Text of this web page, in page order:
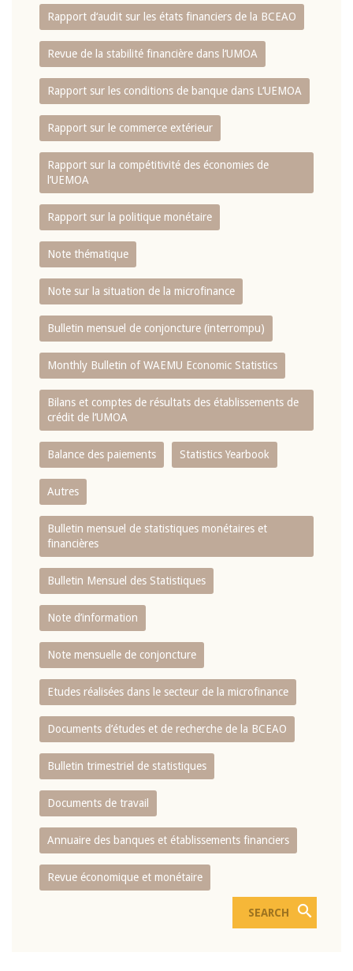
Rapport d‘audit sur les états financiers de la BCEAO
Revue de la stabilité financière dans l‘UMOA
Rapport sur les conditions de banque dans L‘UEMOA
Rapport sur le commerce extérieur
Rapport sur la compétitivité des économies de
l‘UEMOA
Rapport sur la politique monétaire
Note thématique
Note sur la situation de la microfinance
Bulletin mensuel de conjoncture (interrompu)
Monthly Bulletin of WAEMU Economic Statistics
Bilans et comptes de résultats des établissements de
crédit de l‘UMOA
Balance des paiements Statistics Yearbook
Autres
Bulletin mensuel de statistiques monétaires et
financières
Bulletin Mensuel des Statistiques
Note d’information
Note mensuelle de conjoncture
Etudes réalisées dans le secteur de la microfinance
Documents d’études et de recherche de la BCEAO
Bulletin trimestriel de statistiques
Documents de travail
Annuaire des banques et établissements financiers
Revue économique et monétaire